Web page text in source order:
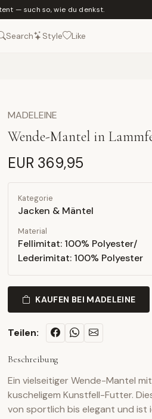
— such so, wie du denkst.
Search Style Like
MADELEINE
Wende-Mantel in
EUR 369,95
Kategorie
Jacken & Mäntel
Material
Fellimitat: 100% Polyester/
Lederimitat: 100% Polyester
KAUFEN BEI MADELEINE
Teilen:
Beschreibung
Ein vielseitiger Wende-Mantel
kuscheligem Kunstfell-Futter.
von sportlich bis elegant und ist